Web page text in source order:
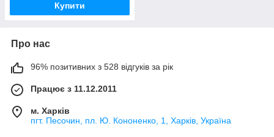
Купити
Про нас
96% позитивних з 528 відгуків за рік
Працює з 11.12.2011
м. Харків
пгт. Песочин, пл. Ю. Кононенко, 1, Харків, Україна